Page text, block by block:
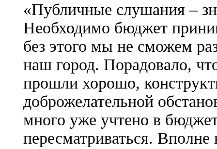
«Публичные слушания –
Необходимо бюджет
без этого мы не сможем
наш город. Порадовало,
прошли хорошо,
доброжелательной
много уже учтено в
пересматриваться.